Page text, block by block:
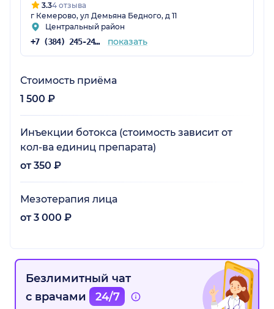
3.34 отзыва
г Кемерово, ул Демьяна Бедного, д 11
Центральный район
+7 (384) 245-24-52 показать
Стоимость приёма
1 500 ₽
Инъекции ботокса (стоимость зависит от
кол-ва единиц препарата)
от 350 ₽
Мезотерапия лица
от 3 000 ₽
Безлимитный чат
с врачами
24/7